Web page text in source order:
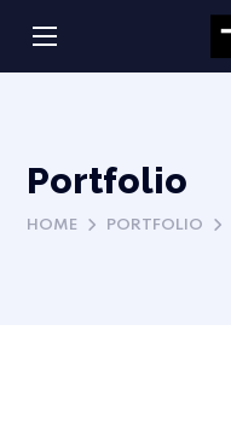
Portfolio
HOME PORTFOLIO